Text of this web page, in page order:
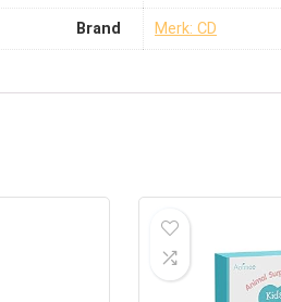
Brand Merk: CD